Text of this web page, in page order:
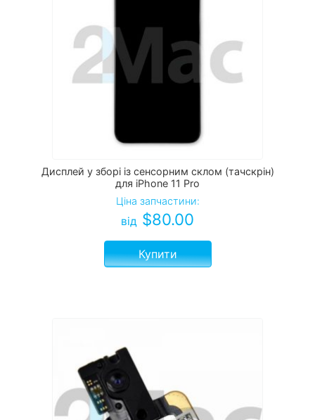
Дисплей у зборі із сенсорним склом (тачскрін)
для iPhone 11 Pro
Ціна запчастини:
від $80.00
Купити